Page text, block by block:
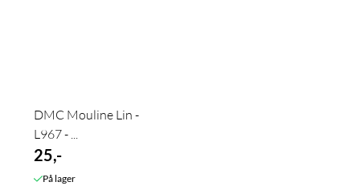
DMC Mouline Lin -
L967 - ...
25,-
På lager